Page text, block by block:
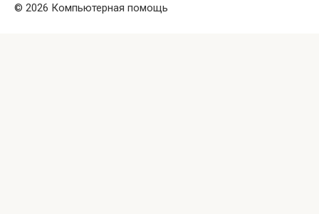
© 2026 Компьютерная помощь